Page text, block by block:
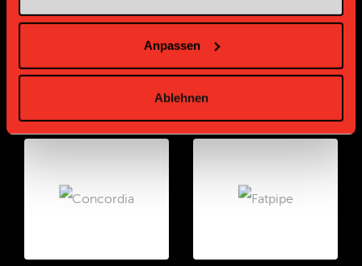
Anpassen
Ablehnen
Gold Partner Gold Partner